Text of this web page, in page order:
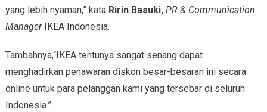
yang lebih nyaman,” kata Ririn Basuki,PR & Communication
ManagerIKEA Indonesia.
Tambahnya,“IKEA tentunya sangat senang dapat
menghadirkan penawaran diskon besar-besaran ini secara
online untuk para pelanggan kami yang tersebar di seluruh
Indonesia.” .